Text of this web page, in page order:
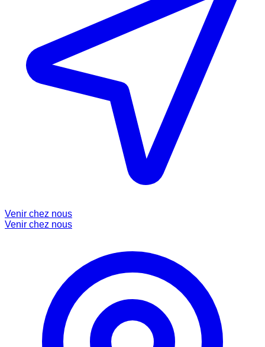
Venir chez nous
Venir chez nous